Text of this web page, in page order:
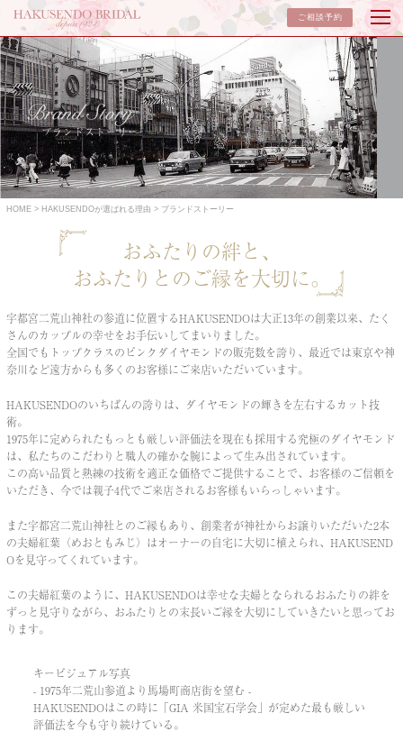
ご相談予約
HOME HAKUSENDOが選ばれる理由 ブランドストーリー
ブランドストーリー
おふたりの絆と、
おふたりとのご縁を大切に。
宇都宮二荒山神社の参道に位置するHAKUSENDOは大正13年の創業以来、たく
さんのカップルの幸せをお手伝いしてまいりました。
全国でもトップクラスのピンクダイヤモンドの販売数を誇り、 最近では東京や神
奈川など遠方からも多くのお客様にご来店いただいています。
HAKUSENDOのいちばんの誇りは、ダイヤモンドの輝きを左右するカット技
術。
1975年に定められたもっとも厳しい評価法を現在も採用する究極のダイヤモンド
は、 私たちのこだわりと職人の確かな腕によって生み出されています。
この高い品質と熟練の技術を適正な価格でご提供することで、お客様のご信頼を
いただき、 今では親子4代でご来店されるお客様もいらっしゃいます。
また宇都宮二荒山神社とのご縁もあり、 創業者が神社からお譲りいただいた2本
の夫婦紅葉（めおともみじ）はオーナーの自宅に大切に植えられ、HAKUSEND
Oを見守ってくれています。
この夫婦紅葉のように、HAKUSENDOは幸せな夫婦となられるおふたりの絆を
ずっと見守りながら、 おふたりとの末長いご縁を大切にしていきたいと思ってお
ります。
キービジュアル写真
- 1975年二荒山参道より馬場町商店街を望む -
HAKUSENDOはこの時に「GIA 米国宝石学会」が定めた最も厳しい
評価法を今も守り続けている。